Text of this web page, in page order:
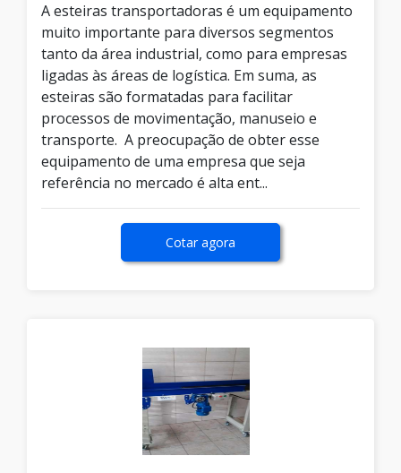
A esteiras transportadoras é um equipamento
muito importante para diversos segmentos
tanto da área industrial, como para empresas
ligadas às áreas de logística. Em suma, as
esteiras são formatadas para facilitar
processos de movimentação, manuseio e
transporte. A preocupação de obter esse
equipamento de uma empresa que seja
referência no mercado é alta ent...
Cotar agora